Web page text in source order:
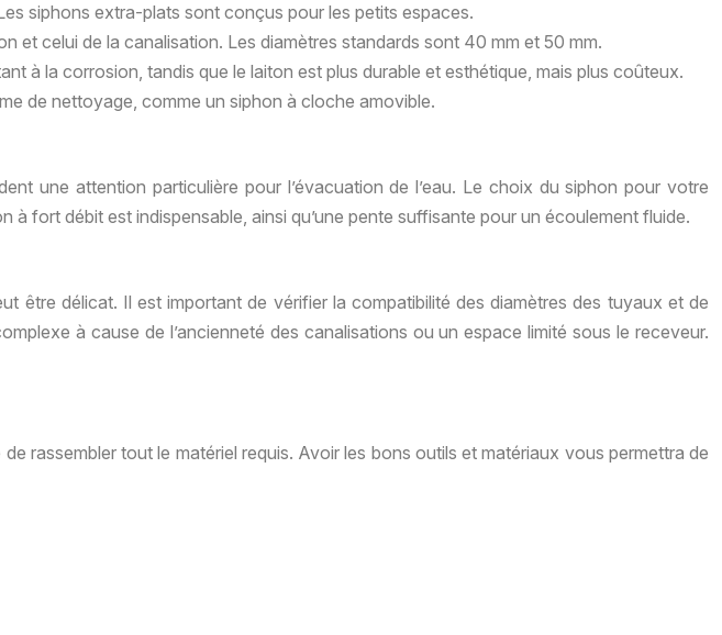
siphons extra-plats sont conçus pour les petits espaces.
et celui de la canalisation. Les diamètres standards sont 40 mm et 50 mm.
à la corrosion, tandis que le laiton est plus durable et esthétique, mais plus coûteux.
de nettoyage, comme un siphon à cloche amovible.
une attention particulière pour l’évacuation de l’eau. Le choix du siphon pour votre
fort débit est indispensable, ainsi qu’une pente suffisante pour un écoulement fluide.
être délicat. Il est important de vérifier la compatibilité des diamètres des tuyaux et de
à cause de l’ancienneté des canalisations ou un espace limité sous le receveur.
rassembler tout le matériel requis. Avoir les bons outils et matériaux vous permettra de